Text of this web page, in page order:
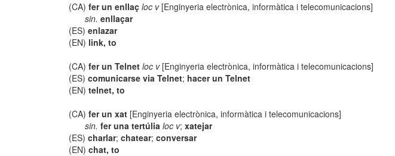
(CA)fer un enllaç loc v[Enginyeria electrònica, informàtica i telecomunicacions]
sin. enllaçar
(ES)enlazar
(EN) link, to
(CA)fer un Telnet loc v[Enginyeria electrònica, informàtica i telecomunicacions]
(ES)comunicarse via Telnet; hacer un Telnet
(EN)telnet, to
(CA)fer un xat [Enginyeria electrònica, informàtica i telecomunicacions]
sin. fer una tertúlia loc v; xatejar
(ES)charlar;chatear;conversar
(EN)chat, to